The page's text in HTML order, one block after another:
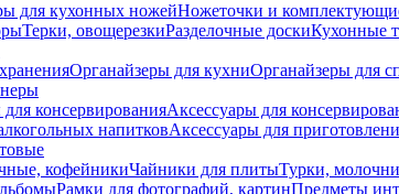
для кухонных ножейНожеточки и
Терки, овощерезкиРазделочные доскиКухонные
Органайзеры для кухниОрганайзеры для
консервированияАксессуары для
напитковАксессуары для
кофейникиЧайники для плитыТурки,
Рамки для фотографий, картинПредметы